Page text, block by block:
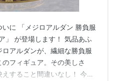
母 母の父
メジロチモン カーネルシンボリ
に 「メジロアルダン 勝負服
」 が登場します！ 気品あふ
アルダンが、繊細な勝負服
フィギュア。その美しさ
すること間違いなし！ 今回